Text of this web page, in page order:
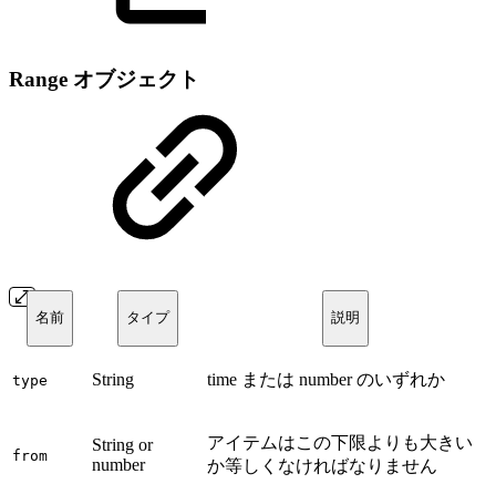
Range オブジェクト
名前 タイプ 説明
type String time または number のいずれか
from
String or
number
アイテムはこの下限よりも大きい
か等しくなければなりません